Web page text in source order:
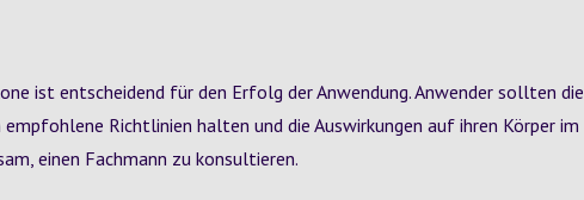
ist entscheidend für den Erfolg der Anwendung. Anwender sollten die
Richtlinien halten und die Auswirkungen auf ihren Körper im
einen Fachmann zu konsultieren.